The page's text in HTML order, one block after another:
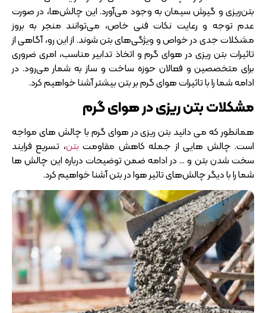
بتن‌ریزی و گیرش سیمان به وجود می‌آورد. این چالش‌ها، در صورت
عدم توجه و رعایت نکات فنی خاص، می‌توانند منجر به بروز
مشکلات جدی در خواص و ویژگی‌های بتن شوند. از این رو، آگاهی از
تاثیرات بتن ریزی در هوای گرم و اتخاذ تدابیر مناسب، امری ضروری
برای متخصصین و فعالان حوزه ساخت و ساز به شمار می‌رود. در
ادامه شما را با تاثیرات هوای گرم بر بتن بیشتر آشنا خواهیم کرد.
مشکلات بتن ریزی در هوای گرم
همانطور که می دانید بتن ریزی در هوای گرم با چالش های مواجه
است. چالش هایی از جمله کاهش مقاومت بتن، تسریع فرایند
سخت شدن بتن و … در ادامه ضمن توضیحات درباره این چالش ها
شما را با دیگر چالش‌های تاثیر هوا در بتن آشنا خواهیم کرد.